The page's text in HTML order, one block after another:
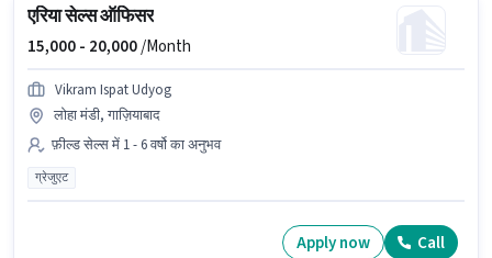
एरिया सेल्स ऑफिसर
15,000 - 20,000/Month
Vikram Ispat Udyog
लोहा मंडी, गाज़ियाबाद
फ़ील्ड सेल्स में 1 - 6 वर्षो का अनुभव
ग्रेजुएट
Apply now Call